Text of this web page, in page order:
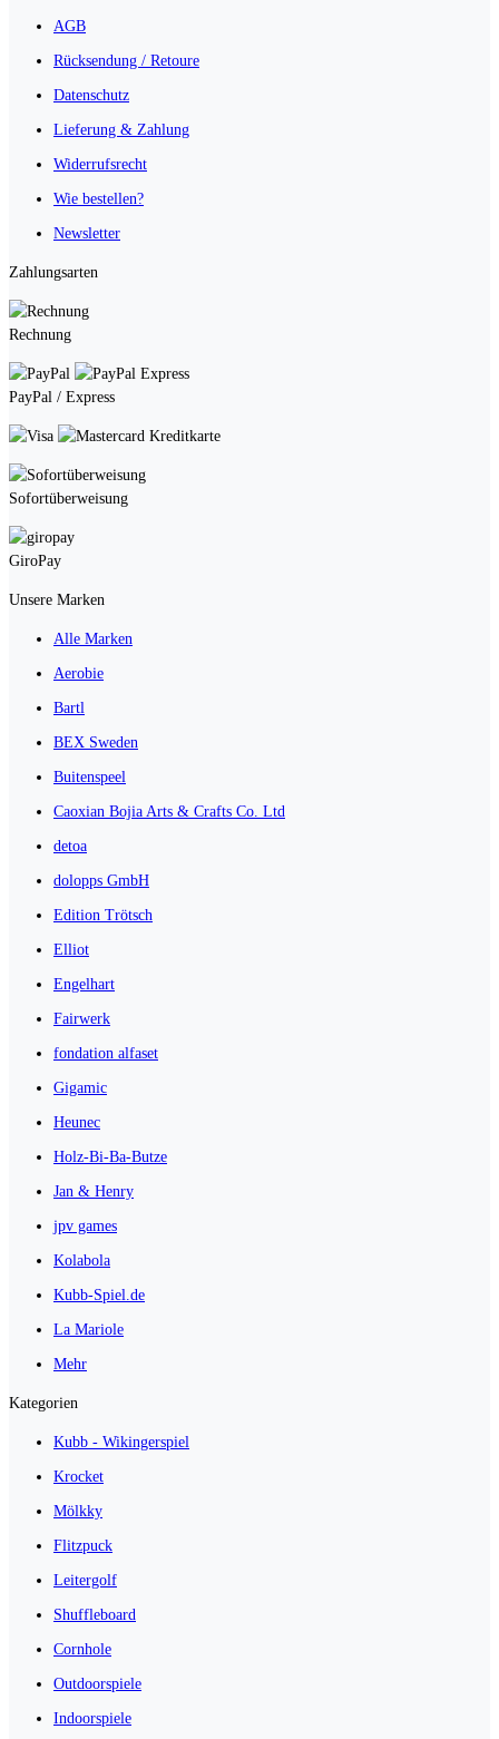
AGB
Rücksendung / Retoure
Datenschutz
Lieferung & Zahlung
Widerrufsrecht
Wie bestellen?
Newsletter
Zahlungsarten
Rechnung
PayPal / Express
Kreditkarte
Sofortüberweisung
GiroPay
Unsere Marken
Alle Marken
Aerobie
Bartl
BEX Sweden
Buitenspeel
Caoxian Bojia Arts & Crafts Co. Ltd
detoa
dolopps GmbH
Edition Trötsch
Elliot
Engelhart
Fairwerk
fondation alfaset
Gigamic
Heunec
Holz-Bi-Ba-Butze
Jan & Henry
jpv games
Kolabola
Kubb-Spiel.de
La Mariole
Mehr
Kategorien
Kubb - Wikingerspiel
Krocket
Mölkky
Flitzpuck
Leitergolf
Shuffleboard
Cornhole
Outdoorspiele
Indoorspiele